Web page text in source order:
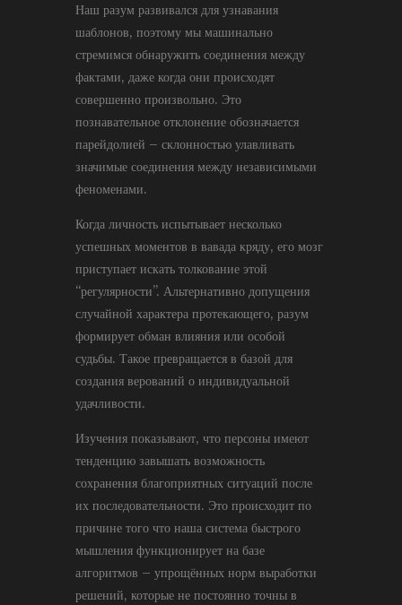
Наш разум развивался для узнавания
шаблонов, поэтому мы машинально
стремимся обнаружить соединения между
фактами, даже когда они происходят
совершенно произвольно. Это
познавательное отклонение обозначается
парейдолией – склонностью улавливать
значимые соединения между независимыми
феноменами.
Когда личность испытывает несколько
успешных моментов в вавада кряду, его мозг
приступает искать толкование этой
“регулярности”. Альтернативно допущения
случайной характера протекающего, разум
формирует обман влияния или особой
судьбы. Такое превращается в базой для
создания верований о индивидуальной
удачливости.
Изучения показывают, что персоны имеют
тенденцию завышать возможность
сохранения благоприятных ситуаций после
их последовательности. Это происходит по
причине того что наша система быстрого
мышления функционирует на базе
алгоритмов – упрощённых норм выработки
решений, которые не постоянно точны в